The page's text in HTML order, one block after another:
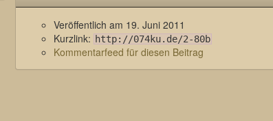
Veröffentlich am 19. Juni 2011
Kurzlink: http://074ku.de/2-80b
Kommentarfeed für diesen Beitrag